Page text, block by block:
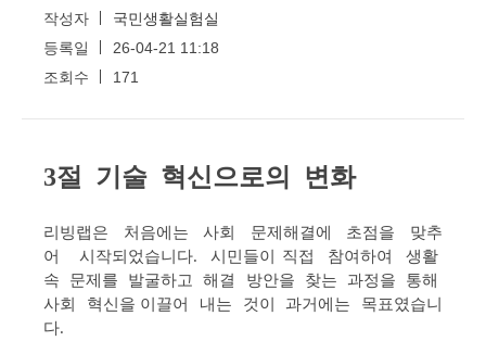
작성자
국민생활실험실
등록일
26-04-21 11:18
조회수
171
3절 기술 혁신으로의 변화
리빙랩은 처음에는 사회 문제해결에 초점을 맞추
어 시작되었습니다. 시민들이 직접 참여하여 생활
속 문제를 발굴하고 해결 방안을 찾는 과정을 통해
사회 혁신을 이끌어 내는 것이 과거에는 목표였습니
다.